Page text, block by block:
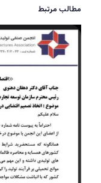
مطالب مرتبط